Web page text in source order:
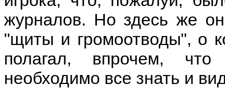
журналов. Но здесь же
"щиты и громоотводы", о
полагал, впрочем, что
необходимо все знать и